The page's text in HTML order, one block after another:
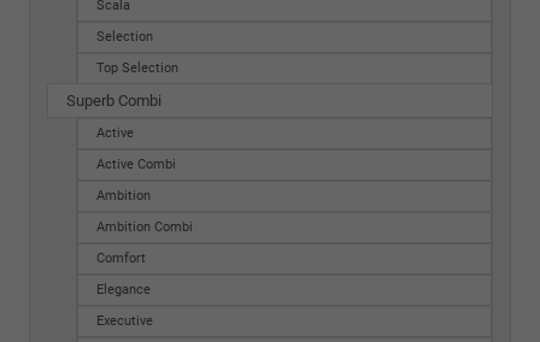
Scala
Selection
Top Selection
Superb Combi
Active
Active Combi
Ambition
Ambition Combi
Comfort
Elegance
Executive